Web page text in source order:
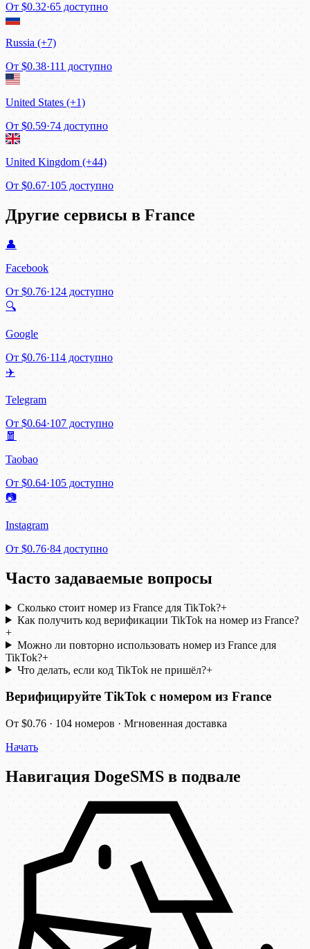
От $0.32·65 доступно
Russia (+7)
От $0.38·111 доступно
United States (+1)
От $0.59·74 доступно
United Kingdom (+44)
От $0.67·105 доступно
Другие сервисы в France
👤
Facebook
От $0.76·124 доступно
🔍
Google
От $0.76·114 доступно
✈️
Telegram
От $0.64·107 доступно
🧧
Taobao
От $0.64·105 доступно
📷
Instagram
От $0.76·84 доступно
Часто задаваемые вопросы
Сколько стоит номер из France для TikTok?+
Как получить код верификации TikTok на номер из France?
+
Можно ли повторно использовать номер из France для
TikTok?+
Что делать, если код TikTok не пришёл?+
Верифицируйте TikTok с номером из France
От $0.76 · 104 номеров · Мгновенная доставка
Начать
Навигация DogeSMS в подвале